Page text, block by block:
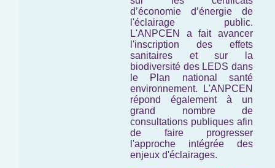
d’économie d’énergie de
l'éclairage public.
L'ANPCEN a fait avancer
l'inscription des effets
sanitaires et sur la
biodiversité des LEDS dans
le Plan national santé
environnement. L'ANPCEN
répond également à un
grand nombre de
consultations publiques afin
de faire progresser
l'approche intégrée des
enjeux d'éclairages.